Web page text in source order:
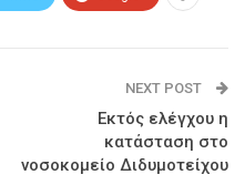
NEXT POST
Εκτός ελέγχου η
κατάσταση στο
νοσοκομείο Διδυμοτείχου